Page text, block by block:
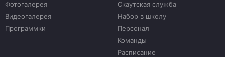
Фотогалерея
Видеогалерея
Программки
Скаутская служба
Набор в школу
Персонал
Команды
Расписание